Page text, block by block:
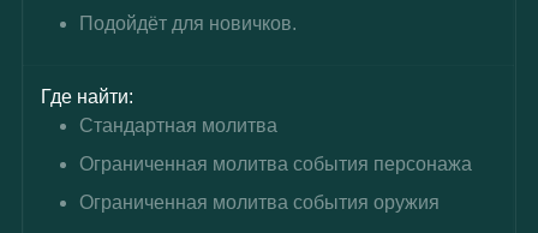
Подойдёт для новичков.
Где найти:
Стандартная молитва
Ограниченная молитва события персонажа
Ограниченная молитва события оружия